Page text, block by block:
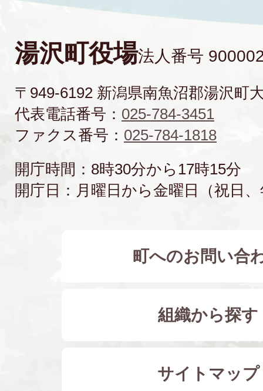
湯沢町役場法人番号
〒949-6192 新潟県南魚沼郡湯沢町
代表電話番号： 025-784-3451
ファクス番号： 025-784-1818
開庁時間：8時30分から17時15分
開庁日：月曜日から金曜日（祝日
町へのお問い合
組織から探す
サイトマップ